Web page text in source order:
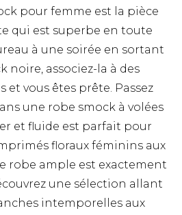
pour femme est la pièce
qui est superbe en toute
à une soirée en sortant
noire, associez-la à des
vous êtes prête. Passez
une robe smock à volées
et fluide est parfait pour
floraux féminins aux
robe ample est exactement
une sélection allant
intemporelles aux